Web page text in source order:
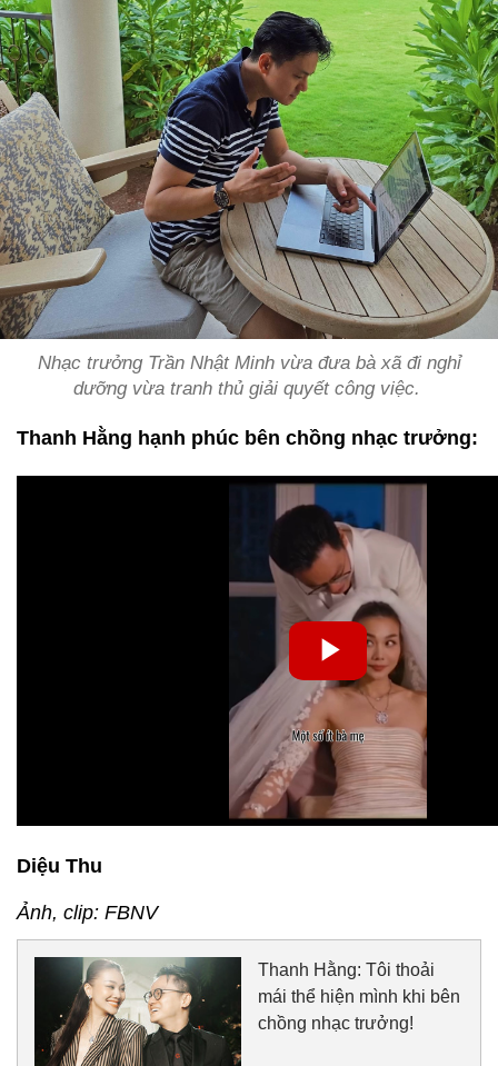
Nhạc trưởng Trần Nhật Minh vừa đưa bà xã đi nghỉ
dưỡng vừa tranh thủ giải quyết công việc.
Thanh Hằng hạnh phúc bên chồng nhạc trưởng:
Diệu Thu
Ảnh, clip: FBNV
Thanh Hằng: Tôi thoải
mái thể hiện mình khi bên
chồng nhạc trưởng!